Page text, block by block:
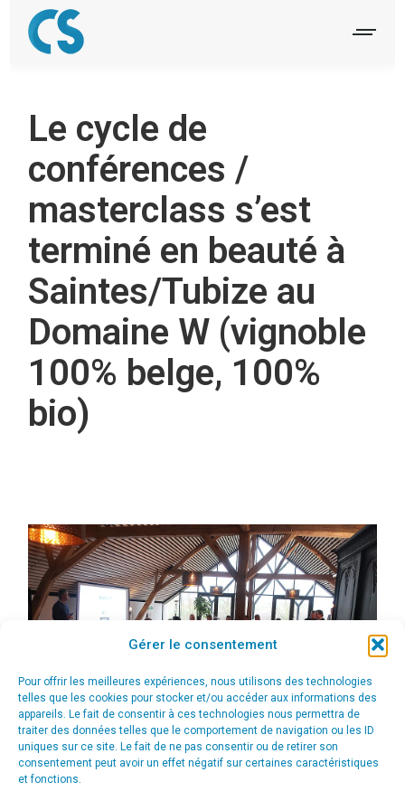
Gérer le consentement
Pour offrir les meilleures expériences, nous utilisons des technologies
telles que les cookies pour stocker et/ou accéder aux informations des
appareils. Le fait de consentir à ces technologies nous permettra de
traiter des données telles que le comportement de navigation ou les ID
uniques sur ce site. Le fait de ne pas consentir ou de retirer son
consentement peut avoir un effet négatif sur certaines caractéristiques
et fonctions.
Le cycle de
conférences /
masterclass s’est
terminé en beauté à
Saintes/Tubize au
Domaine W (vignoble
100% belge, 100%
bio)
Cycle de conférences / masterclass en stratégie de